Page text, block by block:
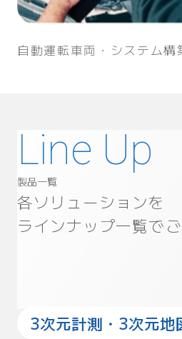
自動運転車両・システム構
製品一覧
各ソリューションを
ラインナップ一覧でご
3次元計測・3次元地